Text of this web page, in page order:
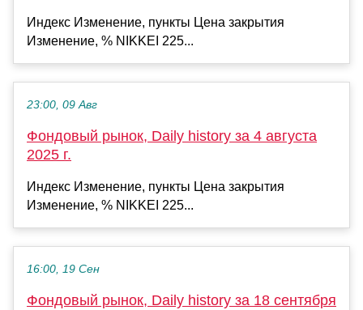
Индекс Изменение, пункты Цена закрытия
Изменение, % NIKKEI 225...
23:00, 09 Авг
Фондовый рынок, Daily history за 4 августа
2025 г.
Индекс Изменение, пункты Цена закрытия
Изменение, % NIKKEI 225...
16:00, 19 Сен
Фондовый рынок, Daily history за 18 сентября